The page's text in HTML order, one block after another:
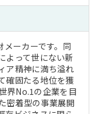
ーカーです。同
よって世にない新
ア精神に満ち溢れ
確固たる地位を獲
界No.1の企業を目
密着型の事業展開